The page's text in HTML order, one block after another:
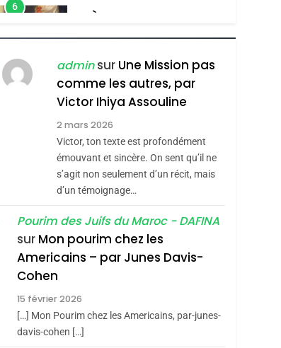
6
FIÈRE, DIGNE ET
RÉSILIENTE :
POURQUOI JE
REVENDIQUE MA
JUDAÏTE Par Thérèse
Zrihen-Dvir
ISRAÉL JUDAISME
CE QUI NOUS
MANQUE – Jacques
Hadida
JUDAISME
Maroc : Les Amandes
De Tafraout, Le Miel
De Tadla Azilal
Consacrés Produits
Du Terroir
DAFINA MAROC
Oeil Ravageur –
2
adminsur Une Mission pas
comme les autres, par
Victor Ihiya Assouline
2 mars 2026
Victor, ton texte est profondément
émouvant et sincère. On sent qu’il ne
s’agit non seulement d’un récit, mais
d’un témoignage…
Pourim des Juifs du Maroc - DAFINA
sur Mon pourim chez les
Americains – par Junes Davis-
Cohen
15 février 2026
[…] Mon Pourim chez les Americains, par-junes-
davis-cohen […]